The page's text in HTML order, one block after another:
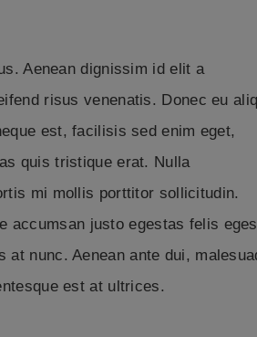
Aenean dignissim id elit a
risus venenatis. Donec eu
est, facilisis sed enim eget,
quis tristique erat. Nulla
mi mollis porttitor sollicitudin.
accumsan justo egestas felis
nunc. Aenean ante dui,
est at ultrices.